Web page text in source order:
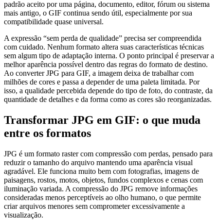
padrão aceito por uma página, documento, editor, fórum ou sistema
mais antigo, o GIF continua sendo útil, especialmente por sua
compatibilidade quase universal.
A expressão “sem perda de qualidade” precisa ser compreendida
com cuidado. Nenhum formato altera suas características técnicas
sem algum tipo de adaptação interna. O ponto principal é preservar a
melhor aparência possível dentro das regras do formato de destino.
Ao converter JPG para GIF, a imagem deixa de trabalhar com
milhões de cores e passa a depender de uma paleta limitada. Por
isso, a qualidade percebida depende do tipo de foto, do contraste, da
quantidade de detalhes e da forma como as cores são reorganizadas.
Transformar JPG em GIF: o que muda
entre os formatos
JPG é um formato raster com compressão com perdas, pensado para
reduzir o tamanho do arquivo mantendo uma aparência visual
agradável. Ele funciona muito bem com fotografias, imagens de
paisagens, rostos, motos, objetos, fundos complexos e cenas com
iluminação variada. A compressão do JPG remove informações
consideradas menos perceptíveis ao olho humano, o que permite
criar arquivos menores sem comprometer excessivamente a
visualização.